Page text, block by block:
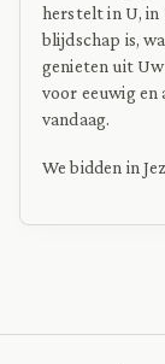
herstelt in U, in
blijdschap is,
genieten uit
voor eeuwig en
vandaag.
We bidden in